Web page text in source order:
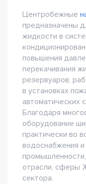
Центробежные
предназначены
жидкости в
повышения
перекачивания
резервуаров,
в установках
автоматических
Благодаря
оборудование
практически во
водоснабжения
отрасли, сферы
сектора.